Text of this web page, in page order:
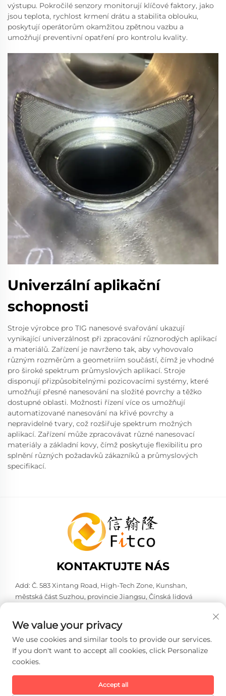
výstupu. Pokročilé senzory monitorují klíčové faktory, jako
jsou teplota, rychlost krmení drátu a stabilita oblouku,
poskytují operátorům okamžitou zpětnou vazbu a
umožňují preventivní opatření pro kontrolu kvality.
Univerzální aplikační
schopnosti
Stroje výrobce pro TIG nanesové svařování ukazují
vynikající univerzálnost při zpracování různorodých aplikací
a materiálů. Zařízení je navrženo tak, aby vyhovovalo
různým rozměrům a geometriím součástí, čímž je vhodné
pro široké spektrum průmyslových aplikací. Stroje
disponují přizpůsobitelnými pozicovacími systémy, které
umožňují přesné nanesování na složité povrchy a těžko
dostupné oblasti. Možnosti řízení více os umožňují
automatizované nanesování na křivé povrchy a
nepravidelné tvary, což rozšiřuje spektrum možných
aplikací. Zařízení může zpracovávat různé nanesovací
materiály a základní kovy, čímž poskytuje flexibilitu pro
splnění různých požadavků zákazníků a průmyslových
specifikací.
KONTAKTUJTE NÁS
Add: Č. 583 Xintang Road, High-Tech Zone, Kunshan,
městská část Suzhou, provincie Jiangsu, Čínská lidová
Tel:+86-137 6186 0079
E-mail: [email protected]
Všechna práva vyhrazena. -Zásady ochrany soukromí
We value your privacy
We use cookies and similar tools to provide our services.
If you don't want to accept all cookies, click Personalize
cookies.
Accept all